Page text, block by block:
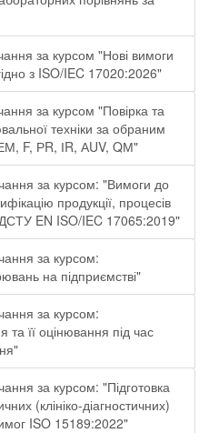
за курсом "Нові вимоги
з ISO/IEC 17020:2026"
за курсом "Повірка та
техніки за обраним
F, РR, ІR, АUV, QМ"
за курсом: "Вимоги до
продукції, процесів
ДСТУ EN ISO/IEC 17065:2019"
за курсом:
на підприємстві"
за курсом:
та її оцінювання під час
за курсом: "Підготовка
(клініко-діагностичних)
ISO 15189:2022"